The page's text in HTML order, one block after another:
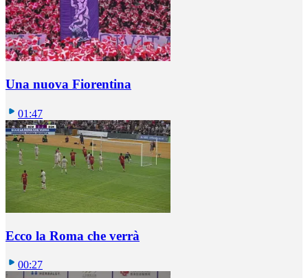
Una nuova Fiorentina
01:47
Ecco la Roma che verrà
00:27